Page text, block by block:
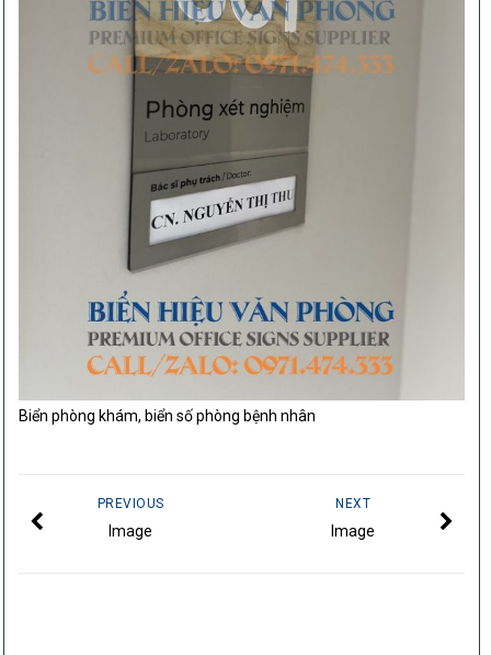
Biển phòng khám, biển số phòng bệnh nhân
NEXT
Image
PREVIOUS
Image